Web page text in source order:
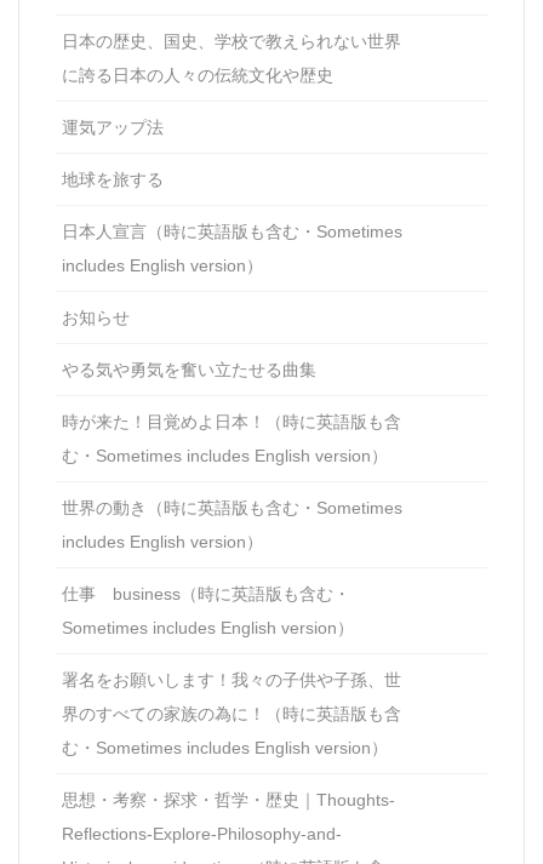
日本の歴史、国史、学校で教えられない世界
に誇る日本の人々の伝統文化や歴史
運気アップ法
地球を旅する
日本人宣言（時に英語版も含む・Sometimes
includes English version）
お知らせ
やる気や勇気を奮い立たせる曲集
時が来た！目覚めよ日本！（時に英語版も含
む・Sometimes includes English version）
世界の動き（時に英語版も含む・Sometimes
includes English version）
仕事 business（時に英語版も含む・
Sometimes includes English version）
署名をお願いします！我々の子供や子孫、世
界のすべての家族の為に！（時に英語版も含
む・Sometimes includes English version）
思想・考察・探求・哲学・歴史｜Thoughts-
Reflections-Explore-Philosophy-and-